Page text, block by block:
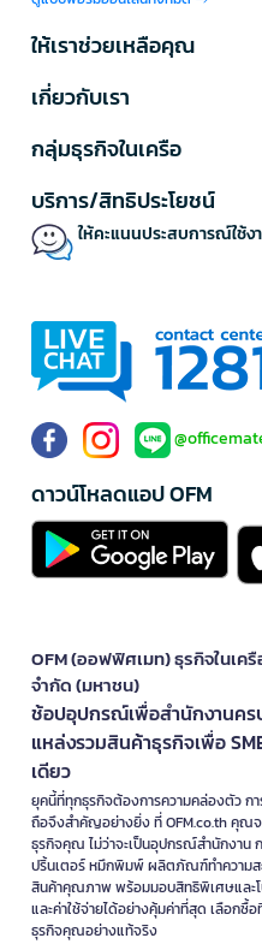
ตัดกระดาษ และเครื่องมือสำ
รองรับงานตัดหลากหลาย:
งานการเรียน และงานธุรการ
ช่วยเพิ่มความเรียบร้อยของชิ้น
มาก
ฝ่ายประชาสัมพันธ์สามารถใช้
การใช้งาน
วันไปจนถึงงานพิมพ์ที่ต้องการความล
WESTCOTT สำหรับสำนัก
กรรไกรและแท่นตัดกระดาษ
ใบประกาศ ซองจดหมาย และสื่อประ
เตรียมเอกสารดูเรียบร้อยและเป็นมา
WESTCOTT สำหรับโรงเ
ครู นักเรียน และฝ่ายกิจกรรมสามาร
บอร์ด ตัดการ์ด ตัดใบงาน และสร้า
โดยควรเลือกอุปกรณ์ให้เหมาะกับวั
แท่นตัดกระดาษ WESTCOTT ช่วยใ
ปกเอกสาร การ์ด และภาพถ่ายได้รว
แต่งชิ้นงานก่อนส่งมอบลูกค้า
WESTCOTT สำหรับงาน
กรรไกรและอุปกรณ์ตัด WESTCOTT
Planner, การ์ดอวยพร และงานตัด
อุปกรณ์ตัดที่ใช้งานได้หลากหลาย
วิธีเลือกซื้อ
ประเภท
การเลือกสินค้า WESTCOTT ควรพิ
ให้เราช่วยเหลือคุณ
เกี่ยวกับเรา
กลุ่มธุรกิจในเครือ
บริการ/สิทธิประโยชน์
ให้คะแนนประสบการณ์ใช้ง
ดาวน์โหลดแอป OFM
OFM (ออฟฟิศเมท) ธุรกิจในเค
จำกัด (มหาชน)
ช้อปอุปกรณ์เพื่อสำนักงานค
แหล่งรวมสินค้าธุรกิจเพื่อ
เดียว
ยุคนี้ที่ทุกธุรกิจต้องการความคล่องตัว ก
ถือจึงสำคัญอย่างยิ่ง ที่ OFM.co.th คุณ
ธุรกิจคุณ ไม่ว่าจะเป็นอุปกรณ์สำนักงาน
ปริ้นเตอร์ หมึกพิมพ์ ผลิตภัณฑ์ทำความส
สินค้าคุณภาพ พร้อมมอบสิทธิพิเศษและโ
และค่าใช้จ่ายได้อย่างคุ้มค่าที่สุด เลือก
ธุรกิจคุณอย่างแท้จริง